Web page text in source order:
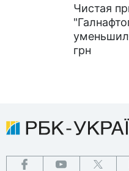
Чистая
грн